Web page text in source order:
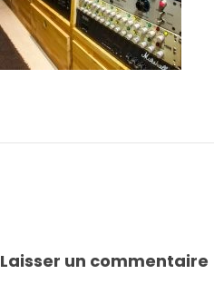
Laisser un commentaire